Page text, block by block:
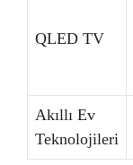
QLED TV
Akıllı Ev
Teknolojileri